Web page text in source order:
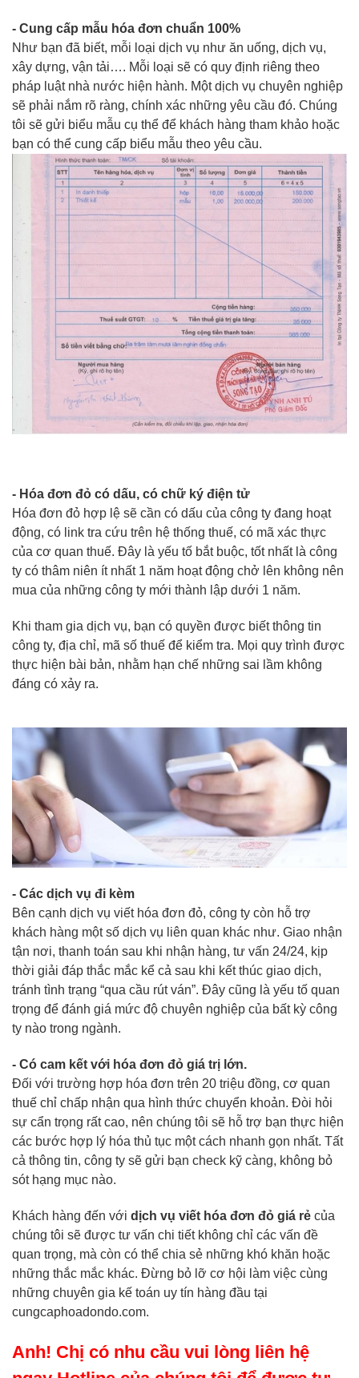
- Cung cấp mẫu hóa đơn chuẩn 100%
Như bạn đã biết, mỗi loại dịch vụ như ăn uống, dịch vụ,
xây dựng, vận tải…. Mỗi loại sẽ có quy định riêng theo
pháp luật nhà nước hiện hành. Một dịch vụ chuyên nghiệp
sẽ phải nắm rõ ràng, chính xác những yêu cầu đó. Chúng
tôi sẽ gửi biểu mẫu cụ thể để khách hàng tham khảo hoặc
bạn có thể cung cấp biểu mẫu theo yêu cầu.
- Hóa đơn đỏ có dấu, có chữ ký điện tử
Hóa đơn đỏ hợp lệ sẽ cần có dấu của công ty đang hoạt
động, có link tra cứu trên hệ thống thuế, có mã xác thực
của cơ quan thuế. Đây là yếu tố bắt buộc, tốt nhất là công
ty có thâm niên ít nhất 1 năm hoạt động chở lên không nên
mua của những công ty mới thành lập dưới 1 năm.
Khi tham gia dịch vụ, bạn có quyền được biết thông tin
công ty, địa chỉ, mã số thuế để kiểm tra. Mọi quy trình được
thực hiện bài bản, nhằm hạn chế những sai lầm không
đáng có xảy ra.
- Các dịch vụ đi kèm
Bên cạnh dịch vụ viết hóa đơn đỏ, công ty còn hỗ trợ
khách hàng một số dịch vụ liên quan khác như. Giao nhận
tận nơi, thanh toán sau khi nhận hàng, tư vấn 24/24, kịp
thời giải đáp thắc mắc kể cả sau khi kết thúc giao dịch,
tránh tình trạng “qua cầu rút ván”. Đây cũng là yếu tố quan
trọng để đánh giá mức độ chuyên nghiệp của bất kỳ công
ty nào trong ngành.
- Có cam kết với hóa đơn đỏ giá trị lớn.
Đối với trường hợp hóa đơn trên 20 triệu đồng, cơ quan
thuế chỉ chấp nhận qua hình thức chuyển khoản. Đòi hỏi
sự cẩn trọng rất cao, nên chúng tôi sẽ hỗ trợ bạn thực hiện
các bước hợp lý hóa thủ tục một cách nhanh gọn nhất. Tất
cả thông tin, công ty sẽ gửi bạn check kỹ càng, không bỏ
sót hạng mục nào.
Khách hàng đến với dịch vụ viết hóa đơn đỏ giá rẻ của
chúng tôi sẽ được tư vấn chi tiết không chỉ các vấn đề
quan trọng, mà còn có thể chia sẻ những khó khăn hoặc
những thắc mắc khác. Đừng bỏ lỡ cơ hội làm việc cùng
những chuyên gia kế toán uy tín hàng đầu tại
cungcaphoadondo.com.
Anh! Chị có nhu cầu vui lòng liên hệ